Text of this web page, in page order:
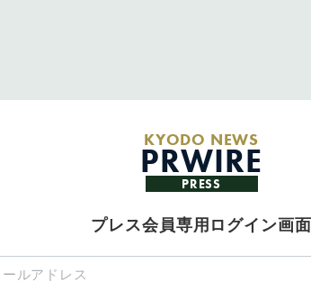
KYODO NEWS
PRWIRE
PRESS
プレス会員専用ログイン画面